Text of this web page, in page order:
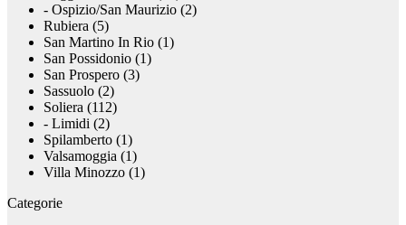
- Ospizio/San Maurizio (2)
Rubiera (5)
San Martino In Rio (1)
San Possidonio (1)
San Prospero (3)
Sassuolo (2)
Soliera (112)
- Limidi (2)
Spilamberto (1)
Valsamoggia (1)
Villa Minozzo (1)
Categorie